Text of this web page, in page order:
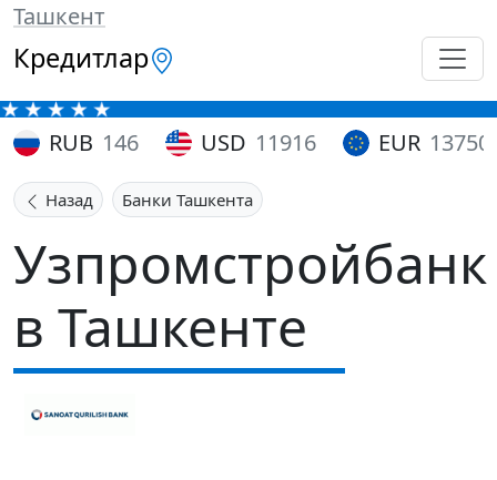
Ташкент
Кредитлар
RUB 146 USD 11916 EUR 13750
Назад Банки Ташкента
Узпромстройбанк
в Ташкенте